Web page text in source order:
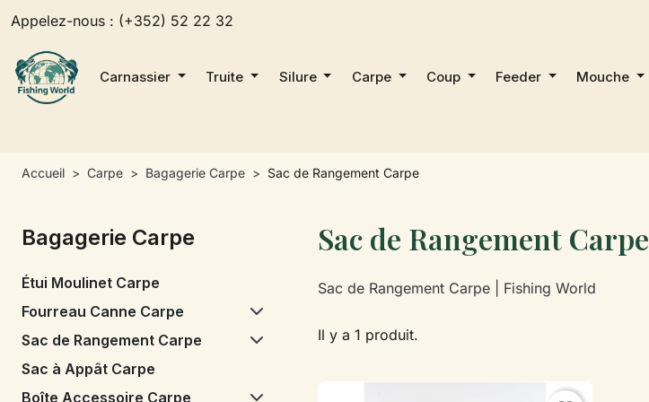
Appelez-nous : (+352) 52 22 32
Carnassier Truite Silure Carpe Coup Feeder Mouche
Accueil Carpe Bagagerie Carpe Sac de Rangement Carpe
Bagagerie Carpe
Étui Moulinet Carpe
Fourreau Canne Carpe
Sac de Rangement Carpe
Sac à Appât Carpe
Boîte Accessoire Carpe
Sac de Rangement Carpe
Sac de Rangement Carpe | Fishing World
Il y a 1 produit.